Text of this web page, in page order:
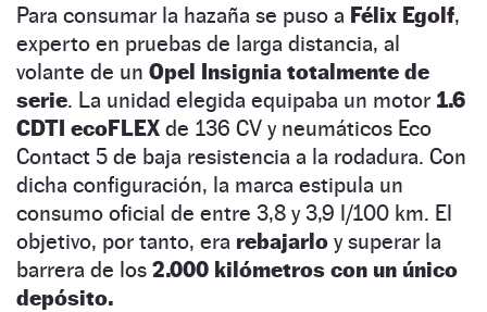
Para consumar la hazaña se puso a Félix Egolf,
experto en pruebas de larga distancia, al
volante de un Opel Insignia totalmente de
serie. La unidad elegida equipaba un motor 1.6
CDTI ecoFLEX de 136 CV y neumáticos Eco
Contact 5 de baja resistencia a la rodadura. Con
dicha configuración, la marca estipula un
consumo oficial de entre 3,8 y 3,9 l/100 km. El
objetivo, por tanto, era rebajarlo y superar la
barrera de los 2.000 kilómetros con un único
depósito.